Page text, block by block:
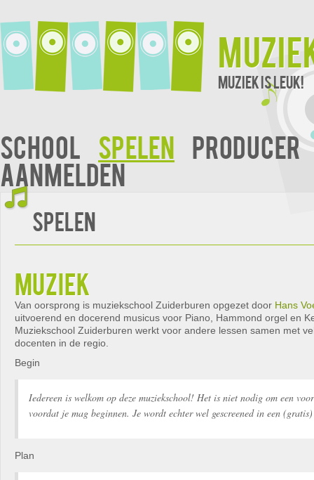
Muziek is leuk!
School Spelen Producer
Aanmelden
Spelen
muziek
Van oorsprong is muziekschool Zuiderburen opgezet door Hans
uitvoerend en docerend musicus voor Piano, Hammond orgel en
Muziekschool Zuiderburen werkt voor andere lessen samen met
docenten in de regio.
Begin
Iedereen is welkom op deze muziekschool! Het is niet nodig om een
voordat je mag beginnen. Je wordt echter wel gescreened in een
Plan